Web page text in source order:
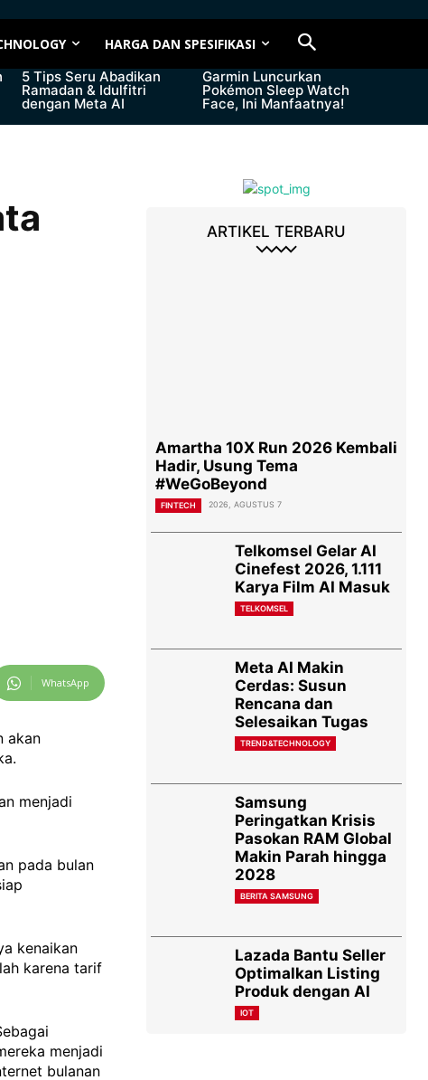
HARGA DAN SPESIFIKASI
5 Tips Seru Abadikan
Ramadan & Idulfitri
dengan Meta AI
Garmin Luncurkan
Pokémon Sleep Watch
Face, Ini Manfaatnya!
WhatsApp
akan
menjadi
pada bulan
kenaikan
karena tarif
menjadi
bulanan
ARTIKEL TERBARU
Amartha 10X Run 2026 Kembali
Hadir, Usung Tema
#WeGoBeyond
FINTECH 2026, AGUSTUS 7
Telkomsel Gelar AI
Cinefest 2026, 1.111
Karya Film AI Masuk
TELKOMSEL
Meta AI Makin
Cerdas: Susun
Rencana dan
Selesaikan Tugas
TREND&TECHNOLOGY
Samsung
Peringatkan Krisis
Pasokan RAM Global
Makin Parah hingga
2028
BERITA SAMSUNG
Lazada Bantu Seller
Optimalkan Listing
Produk dengan AI
IOT